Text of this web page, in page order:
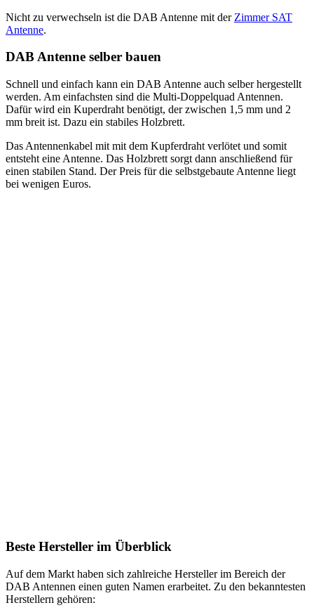
Nicht zu verwechseln ist die DAB Antenne mit der Zimmer SAT
Antenne.
DAB Antenne selber bauen
Schnell und einfach kann ein DAB Antenne auch selber hergestellt
werden. Am einfachsten sind die Multi-Doppelquad Antennen.
Dafür wird ein Kuperdraht benötigt, der zwischen 1,5 mm und 2
mm breit ist. Dazu ein stabiles Holzbrett.
Das Antennenkabel mit mit dem Kupferdraht verlötet und somit
entsteht eine Antenne. Das Holzbrett sorgt dann anschließend für
einen stabilen Stand. Der Preis für die selbstgebaute Antenne liegt
bei wenigen Euros.
Beste Hersteller im Überblick
Auf dem Markt haben sich zahlreiche Hersteller im Bereich der
DAB Antennen einen guten Namen erarbeitet. Zu den bekanntesten
Herstellern gehören: